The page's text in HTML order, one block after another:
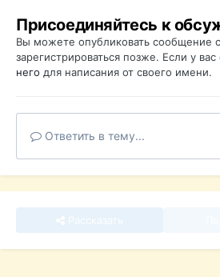
Присоединяйтесь к
Вы можете опубликовать сообщение
зарегистрироваться позже. Если у вас
него для написания от своего имени.
Ответить в тему...